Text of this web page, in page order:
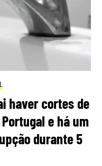
haver cortes de
e há um
durante 5